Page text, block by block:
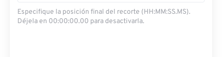
Especifique la posición final del recorte (HH:MM:SS.MS).
Déjela en 00:00:00.00 para desactivarla.